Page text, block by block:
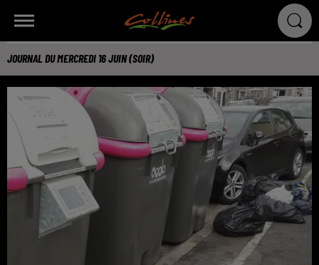
JOURNAL DU MERCREDI 16 JUIN (SOIR)